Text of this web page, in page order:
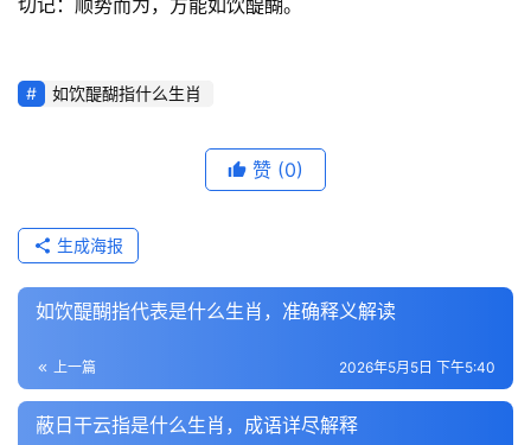
切记：顺势而为，方能如饮醍醐。
如饮醍醐指什么生肖
赞 (0)
生成海报
如饮醍醐指代表是什么生肖，准确释义解读
上一篇 2026年5月5日 下午5:40
蔽日干云指是什么生肖，成语详尽解释